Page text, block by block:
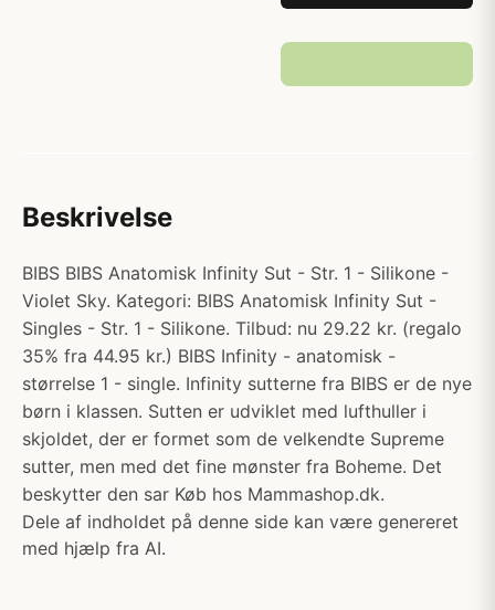
Beskrivelse
BIBS BIBS Anatomisk Infinity Sut - Str. 1 - Silikone -
Violet Sky. Kategori: BIBS Anatomisk Infinity Sut -
Singles - Str. 1 - Silikone. Tilbud: nu 29.22 kr. (regalo
35% fra 44.95 kr.) BIBS Infinity - anatomisk -
størrelse 1 - single. Infinity sutterne fra BIBS er de nye
børn i klassen. Sutten er udviklet med lufthuller i
skjoldet, der er formet som de velkendte Supreme
sutter, men med det fine mønster fra Boheme. Det
beskytter den sar Køb hos Mammashop.dk.
Dele af indholdet på denne side kan være genereret
med hjælp fra AI.